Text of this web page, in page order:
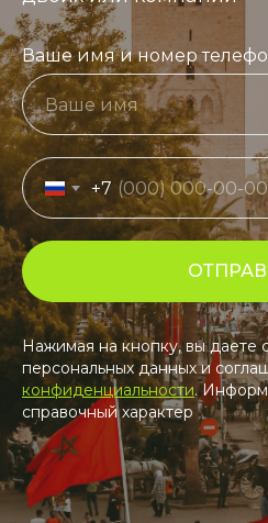
Ваше имя и номер
+7
Нажимая на кнопку, вы даете
персональных данных и
конфиденциальности.
справочный характер